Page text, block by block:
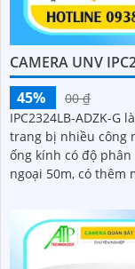
CAMERA UNV
45%
00 ₫
IPC2324LB-ADZK-
trang bị nhiều công
ống kính có độ
ngoại 50m, có thêm